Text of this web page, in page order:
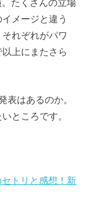
メージと違う
れぞれがパワ
上にまたさら
表はあるのか。
ところです。
セトリと感想！新